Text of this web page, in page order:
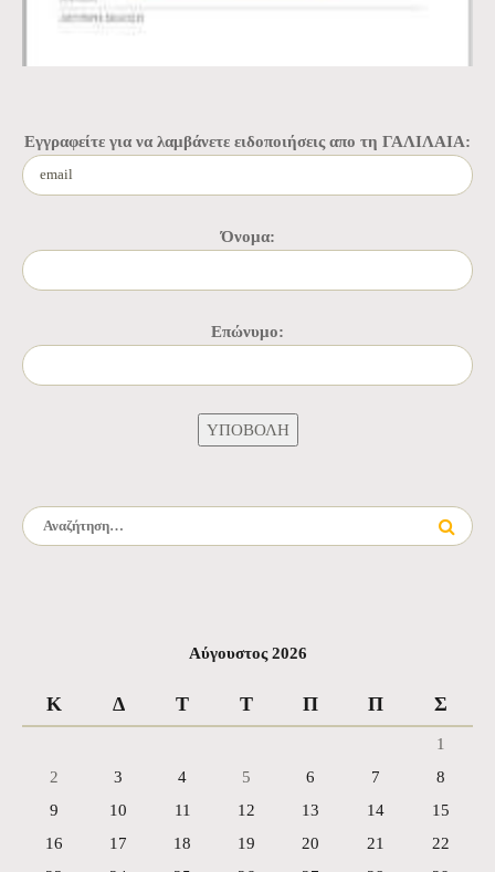
Εγγραφείτε για να λαμβάνετε ειδοποιήσεις απο τη ΓΑΛΙΛΑΙΑ:
Όνομα:
Επώνυμο:
Αναζήτηση για:
Αύγουστος 2026
Κ Δ Τ Τ Π Π Σ
1
2
3 4 5 6 7
8
9
10 11 12 13 14
15
16
17 18 19 20 21
22